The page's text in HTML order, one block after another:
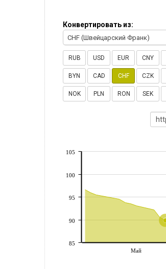
Конвертировать из:
CHF (Швейцарский Франк)
RUB USD EUR CNY
BYN CAD CHF CZK
NOK PLN RON SEK
Май
85
90
95
100
105